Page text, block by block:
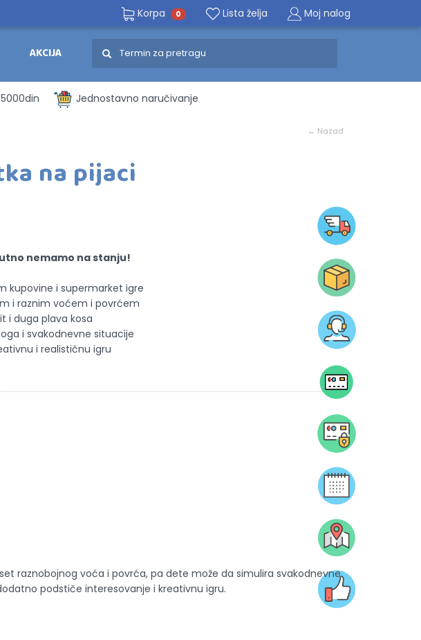
Korpa 0 Lista želja Moj nalog
AKCIJA
Jednostavno naručivanje
← Nazad
na pijaci
nemamo na stanju!
kupovine i supermarket igre
i raznim voćem i povrćem
i duga plava kosa
i svakodnevne situacije
i realističnu igru
raznobojnog voća i povrća, pa dete može da simulira svakodnevne
podstiče interesovanje i kreativnu igru.